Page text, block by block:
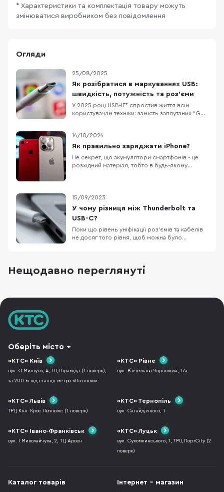
* Характеристики та комплектація товару можуть
змінюватися виробником без повідомлення
Огляди
25/08/2025
Як розібратися в маркуваннях USB:
швидкість, потужність та роз’єми
У 2025 році USB-IF* спростив життя всім
користувачам техніки: замість заплутаних “Gen
“USB 20Gbps”, “USB 40Gbps”, “100W”, “240W”.
Це особливо корисно для ноутбуків, де
портів USB-C кілька і всі “на вигляд однакові”.
US
14/10/2024
Як правильно заряджати iPhone?
Не секрет, що акумулятори смартфонів - це
розхідний матеріал, тобто в будь-якому
здоров'я можна відстежувати
безпосередньо у налаштуваннях без
встановлення сторонніх застосунків
15/09/2023
У чому різниця між Thunderbolt та
USB-C?
Поки що рівень уніфікації роз’ємів та кабелів
не досяг того рівня, щоб можна було
цьому матеріалі ми поговоримо про
Thunderbolt та USB-C. Хоча вони виглядають
Нещодавно переглянуті
Оберіть місто
«КТС» Київ
вул. О.Мишуги, 4, ТЦ Піраміда (1 поверх),
за 200 м від станції метро «Позняки».
«КТС» Рівне
вул. В`ячеслава Чорновола, 17а
«КТС» Львів
ТРЦ Кінг Крос Леополіс (1 поверх)
«КТС» Тернопіль
вул. Сагайдачного, 1
«КТС» Івано-Франківськ
вул. І.Миколайчука, 2, ТЦ Арсен
«КТС» Луцьк
вул. Сухомлинського, 1, ТРЦ ПортCity (2
поверх)
Каталог товарів Інтернет - магазин